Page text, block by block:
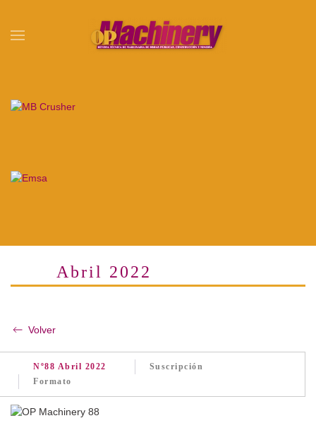
Skip to main content
Abril 2022
Volver
Nº88 Abril 2022
Suscripción
Formato